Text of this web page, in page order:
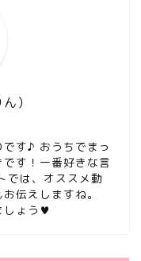
）
す♪ おうちでまっ
す！一番好きな言
では、オススメ動
伝えしますね。
しょう♥